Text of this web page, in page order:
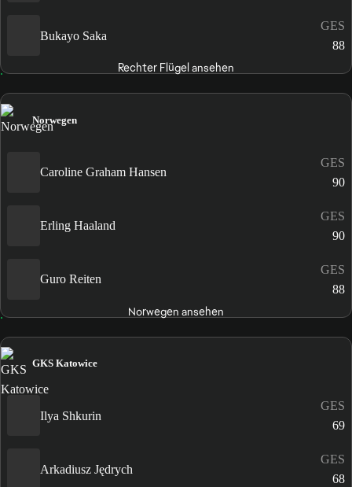
Bukayo Saka
GES
88
Rechter Flügel ansehen
Norwegen
Caroline Graham Hansen
GES
90
Erling Haaland
GES
90
Guro Reiten
GES
88
Norwegen ansehen
GKS Katowice
Ilya Shkurin
GES
69
Arkadiusz Jędrych
GES
68